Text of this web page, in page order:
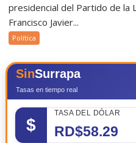
presidencial del Partido de la
Francisco Javier...
Política
SinSurrapa
Tasas en tiempo real
$
TASA DEL DÓLAR
RD$58.29